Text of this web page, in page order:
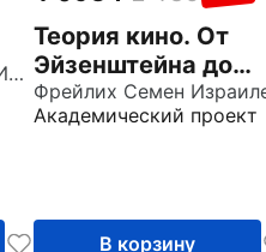
Фельдман Константин Исидорович
Теория кино. От
Эйзенштейна до
Тарковского.
Учебник для вузов
Академический проект
В корзину